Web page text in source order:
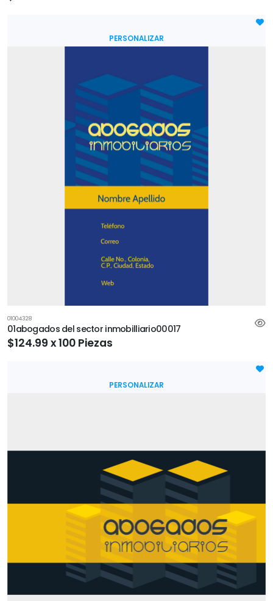
PERSONALIZAR
01004328
01abogados del sector inmobilliario00017
$124.99 x 100 Piezas
PERSONALIZAR